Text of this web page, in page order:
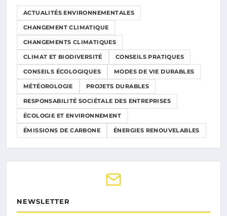
ACTUALITÉS ENVIRONNEMENTALES
CHANGEMENT CLIMATIQUE
CHANGEMENTS CLIMATIQUES
CLIMAT ET BIODIVERSITÉ CONSEILS PRATIQUES
CONSEILS ÉCOLOGIQUES MODES DE VIE DURABLES
MÉTÉOROLOGIE PROJETS DURABLES
RESPONSABILITÉ SOCIÉTALE DES ENTREPRISES
ÉCOLOGIE ET ENVIRONNEMENT
ÉMISSIONS DE CARBONE ÉNERGIES RENOUVELABLES
NEWSLETTER